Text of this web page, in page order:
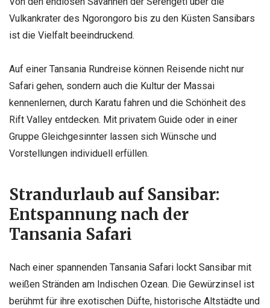
Vulkankrater des Ngorongoro bis zu den Küsten Sansibars
ist die Vielfalt beeindruckend.
Auf einer Tansania Rundreise können Reisende nicht nur
Safari gehen, sondern auch die Kultur der Massai
kennenlernen, durch Karatu fahren und die Schönheit des
Rift Valley entdecken. Mit privatem Guide oder in einer
Gruppe Gleichgesinnter lassen sich Wünsche und
Vorstellungen individuell erfüllen.
Strandurlaub auf Sansibar:
Entspannung nach der
Tansania Safari
Nach einer spannenden Tansania Safari lockt Sansibar mit
weißen Stränden am Indischen Ozean. Die Gewürzinsel ist
berühmt für ihre exotischen Düfte, historische Altstädte und